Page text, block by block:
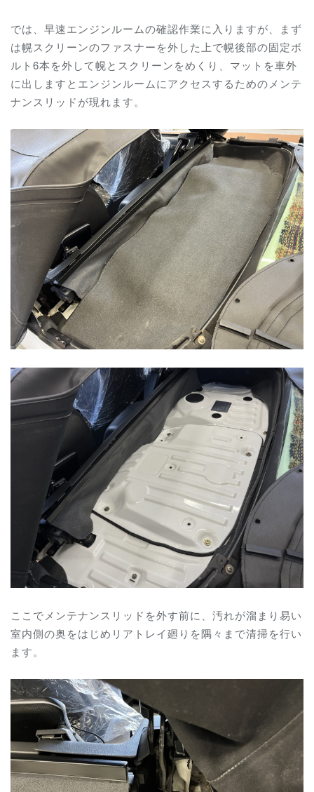
では、早速エンジンルームの確認作業に入りますが、まず
は幌スクリーンのファスナーを外した上で幌後部の固定ボ
ルト6本を外して幌とスクリーンをめくり、 マットを車外
に出しますとエンジンルームにアクセスするためのメンテ
ナンスリッドが現れます。
ここでメンテナンスリッドを外す前に、 汚れが溜まり易い
室内側の奥をはじめリアトレイ廻りを隅々まで清掃を行い
ます。